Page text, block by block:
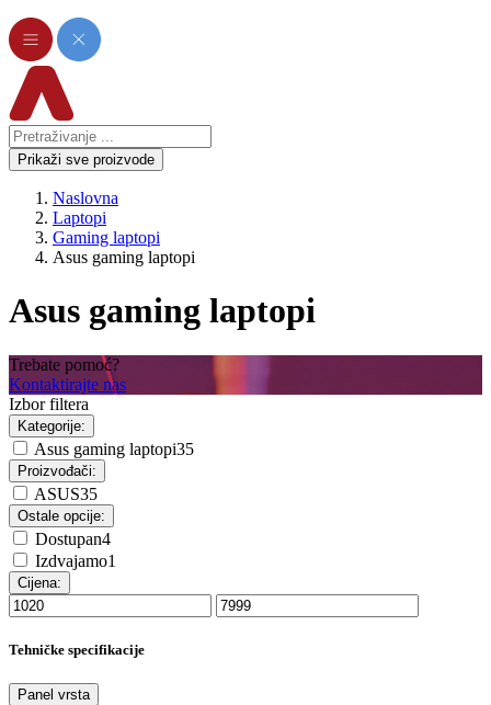
Prikaži sve proizvode
Naslovna
Laptopi
Gaming laptopi
Asus gaming laptopi
Asus gaming laptopi
Trebate pomoć?
Kontaktirajte nas
Izbor filtera
Kategorije:
Asus gaming laptopi35
Proizvođači:
ASUS35
Ostale opcije:
Dostupan4
Izdvajamo1
Cijena:
Tehničke specifikacije
Panel vrsta